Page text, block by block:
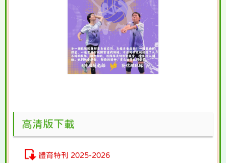
高清版下載
體育特刊 2025-2026